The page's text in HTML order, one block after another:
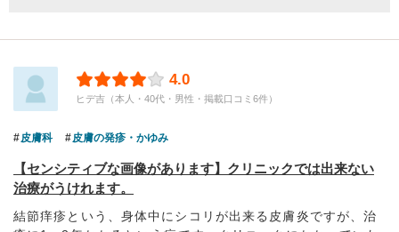
4.0
ヒデ吉（本人・40代・男性・掲載口コミ6件）
皮膚科 皮膚の発疹・かゆみ
【センシティブな画像があります】クリニックでは出来ない
治療がうけれます。
結節痒疹という、身体中にシコリが出来る皮膚炎ですが、治